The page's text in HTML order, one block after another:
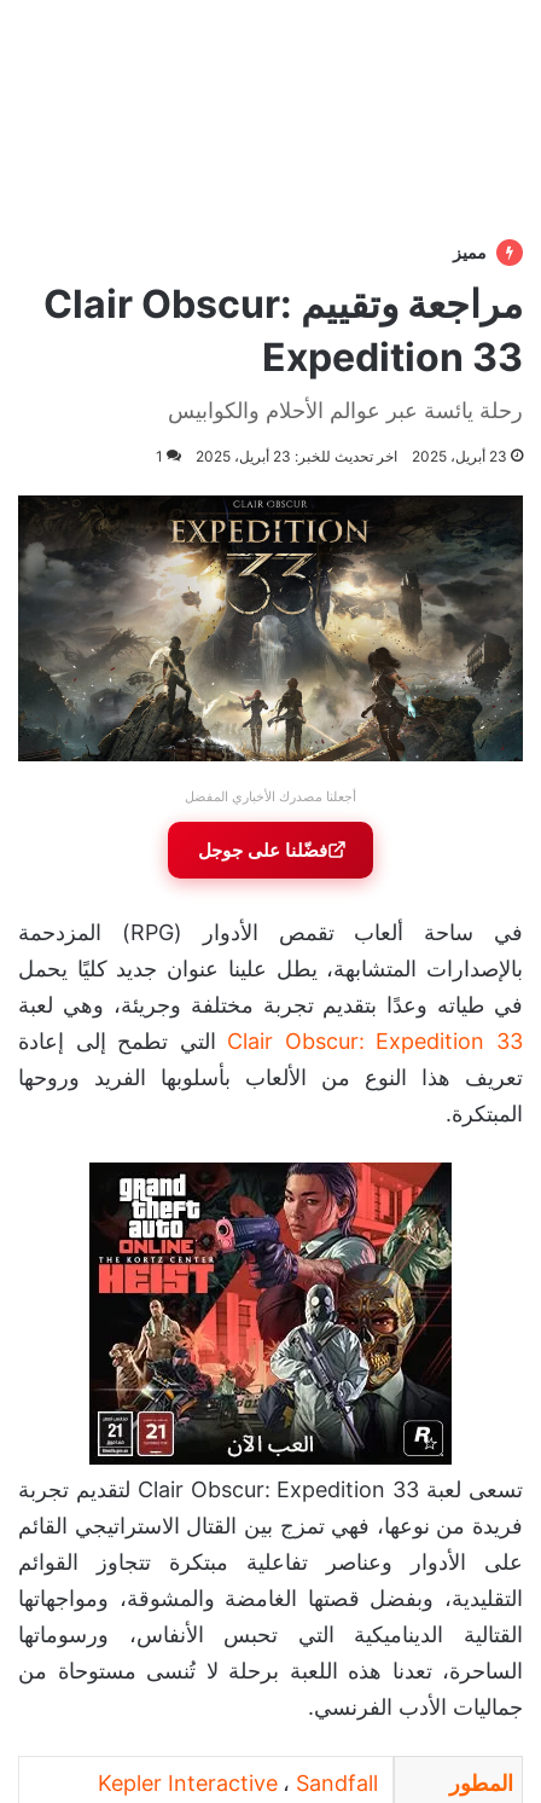
مميز
مراجعة وتقييم Clair Obscur:
Expedition 33
رحلة يائسة عبر عوالم الأحلام والكوابيس
23 أبريل، 2025 اخر تحديث للخبر: 23 أبريل، 2025 1
أجعلنا مصدرك الأخباري المفضل
فضّلنا على جوجل
في ساحة ألعاب تقمص الأدوار (RPG) المزدحمة
بالإصدارات المتشابهة، يطل علينا عنوان جديد كليًا يحمل
في طياته وعدًا بتقديم تجربة مختلفة وجريئة، وهي لعبة
Clair Obscur: Expedition 33 التي تطمح إلى إعادة
تعريف هذا النوع من الألعاب بأسلوبها الفريد وروحها
المبتكرة.
تسعى لعبة Clair Obscur: Expedition 33 لتقديم تجربة
فريدة من نوعها، فهي تمزج بين القتال الاستراتيجي القائم
على الأدوار وعناصر تفاعلية مبتكرة تتجاوز القوائم
التقليدية، وبفضل قصتها الغامضة والمشوقة، ومواجهاتها
القتالية الديناميكية التي تحبس الأنفاس، ورسوماتها
الساحرة، تعدنا هذه اللعبة برحلة لا تُنسى مستوحاة من
جماليات الأدب الفرنسي.
المطور
Kepler Interactive ، Sandfall